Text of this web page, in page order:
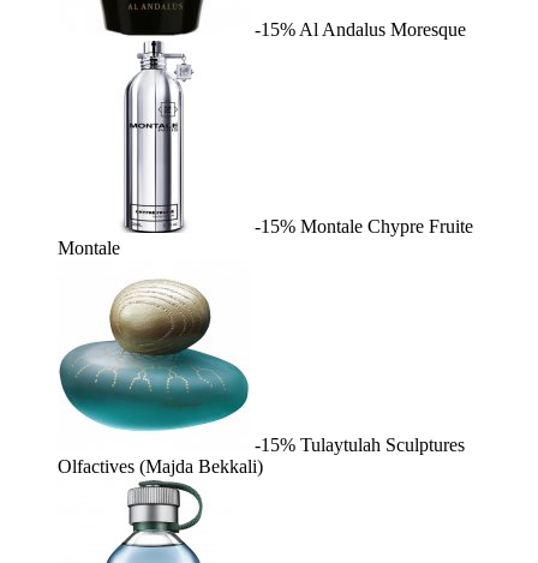
-15% Al Andalus Moresque
-15% Montale Chypre Fruite
Montale
-15% Tulaytulah Sculptures
Olfactives (Majda Bekkali)